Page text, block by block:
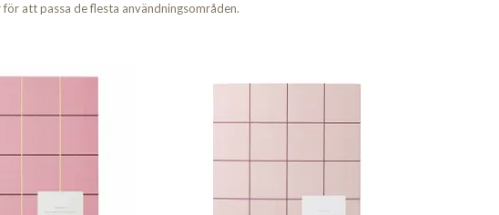
att passa de flesta användningsområden.